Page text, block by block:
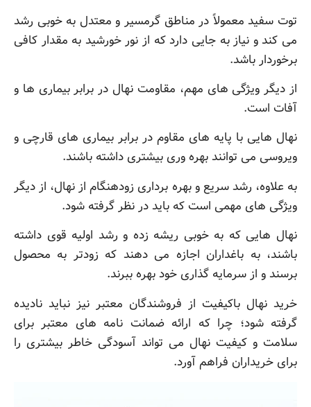
توت سفید معمولاً در مناطق گرمسیر و معتدل به خوبی رشد
می کند و نیاز به جایی دارد که از نور خورشید به مقدار کافی
برخوردار باشد.
از دیگر ویژگی های مهم، مقاومت نهال در برابر بیماری ها و
آفات است.
نهال هایی با پایه های مقاوم در برابر بیماری های قارچی و
ویروسی می توانند بهره وری بیشتری داشته باشند.
به علاوه، رشد سریع و بهره برداری زودهنگام از نهال، از دیگر
ویژگی های مهمی است که باید در نظر گرفته شود.
نهال هایی که به خوبی ریشه زده و رشد اولیه قوی داشته
باشند، به باغداران اجازه می دهند که زودتر به محصول
برسند و از سرمایه گذاری خود بهره ببرند.
خرید نهال باکیفیت از فروشندگان معتبر نیز نباید نادیده
گرفته شود؛ چرا که ارائه ضمانت نامه های معتبر برای
سلامت و کیفیت نهال می تواند آسودگی خاطر بیشتری را
برای خریداران فراهم آورد.